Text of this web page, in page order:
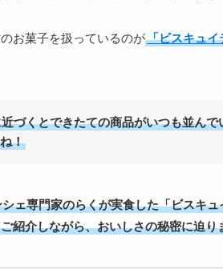
お菓子を扱っているのが「ビスキュ
づくとできたての商品がいつも並ん
！
ェ専門家のらくが実食した「ビスキ
紹介しながら、おいしさの秘密に迫り